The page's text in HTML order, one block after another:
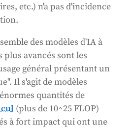
etc.) n'a pas d'incidence
des modèles d'IA à
plus avancés sont les
général présentant un
Il s'agit de modèles
quantités de
(plus de 10^25 FLOP)
à fort impact qui ont une